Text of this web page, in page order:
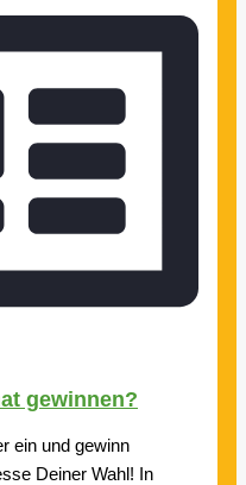
gewinnen?
ein und gewinn
Deiner Wahl! In